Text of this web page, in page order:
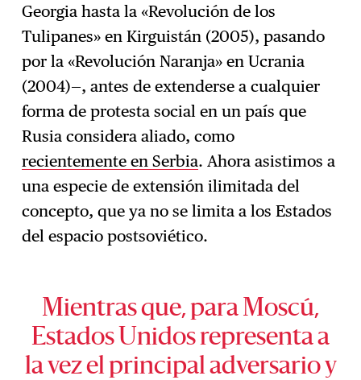
Georgia hasta la «Revolución de los
Tulipanes» en Kirguistán (2005), pasando
por la «Revolución Naranja» en Ucrania
(2004)—, antes de extenderse a cualquier
forma de protesta social en un país que
Rusia considera aliado, como
recientemente en Serbia. Ahora asistimos a
una especie de extensión ilimitada del
concepto, que ya no se limita a los Estados
del espacio postsoviético.
Mientras que, para Moscú,
Estados Unidos representa a
la vez el principal adversario y